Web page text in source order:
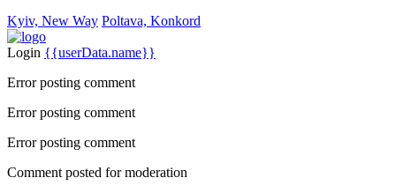
Kyiv, New Way Poltava, Konkord
Login {{userData.name}}
Error posting comment
Error posting comment
Error posting comment
Comment posted for moderation